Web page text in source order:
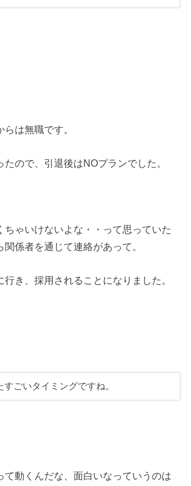
は無職です。
ので、引退後はNOプランでした。
ちゃいけないよな・・って思っていた
係者を通じて連絡があって。
行き、採用されることになりました。
すごいタイミングですね。
て動くんだな、面白いなっていうのは